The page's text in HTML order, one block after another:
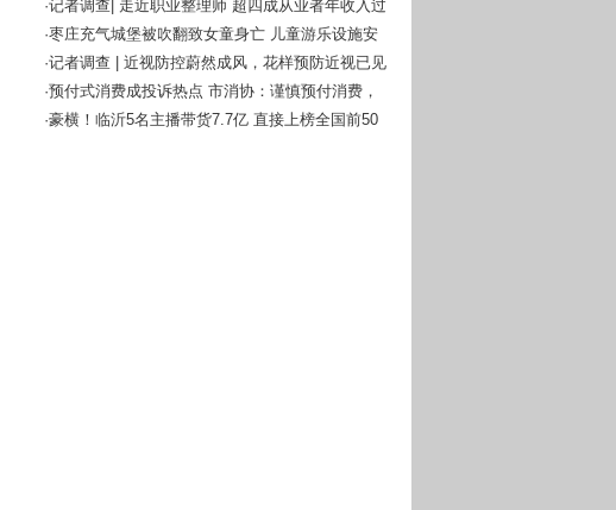
·记者调查| 走近职业整理师 超四成从业者年收入过
10万
·枣庄充气城堡被吹翻致女童身亡 儿童游乐设施安
全警钟再次被敲响！
·记者调查 | 近视防控蔚然成风，花样预防近视已见
成效
·预付式消费成投诉热点 市消协：谨慎预付消费，
增强风险意识
·豪横！临沂5名主播带货7.7亿 直接上榜全国前50